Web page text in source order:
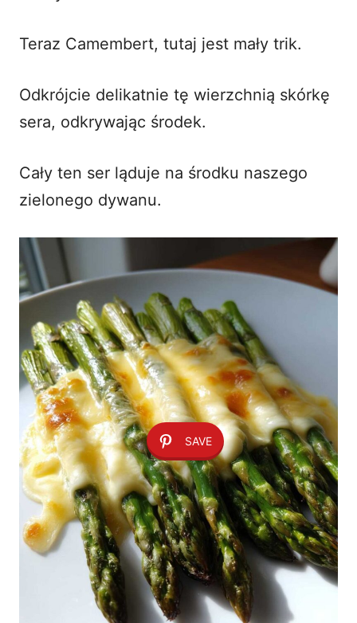
Teraz Camembert, tutaj jest mały trik.
Odkrójcie delikatnie tę wierzchnią skórkę
sera, odkrywając środek.
Cały ten ser ląduje na środku naszego
zielonego dywanu.
SAVE